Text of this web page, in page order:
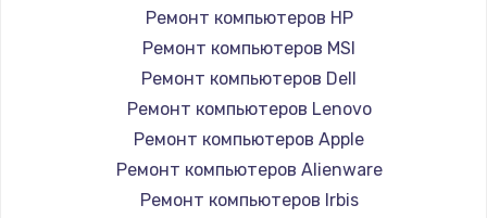
Заказать
Заказать
Ремонт компьютеров HP
Ремонт компьютеров MSI
Ремонт компьютеров Dell
Ремонт компьютеров Lenovo
Ремонт компьютеров Apple
Ремонт компьютеров Alienware
Ремонт компьютеров Irbis